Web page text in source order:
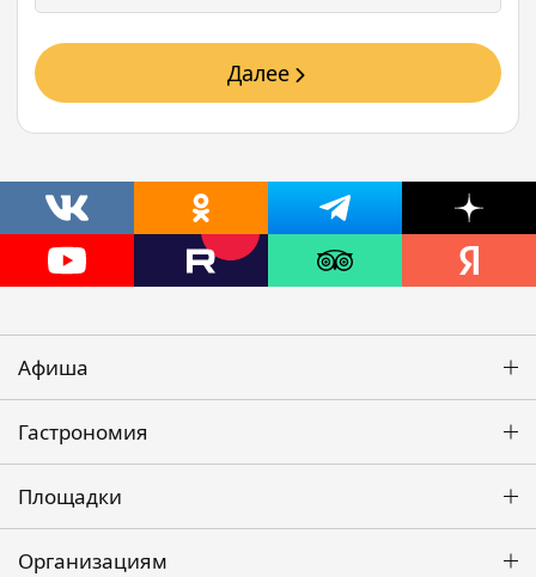
Далее
Афиша
Гастрономия
Площадки
Организациям